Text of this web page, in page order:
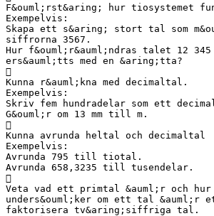
F&ouml;rst&aring; hur tiosystemet
Exempelvis:
Skapa ett s&aring; stort tal som
siffrorna 3567.
Hur f&ouml;r&auml;ndras talet 12 345
ers&auml;tts med en &aring;tta?

Kunna r&auml;kna med decimaltal.
Exempelvis:
Skriv fem hundradelar som ett
G&ouml;r om 13 mm till m.

Kunna avrunda heltal och decimaltal
Exempelvis:
Avrunda 795 till tiotal.
Avrunda 658,3235 till tusendelar.

Veta vad ett primtal &auml;r och hur
unders&ouml;ker om ett tal &auml;r
faktorisera tv&aring;siffriga tal.